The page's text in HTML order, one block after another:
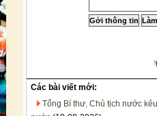
Các bài viết mới:
Tổng Bí thư, Chủ tịch nước